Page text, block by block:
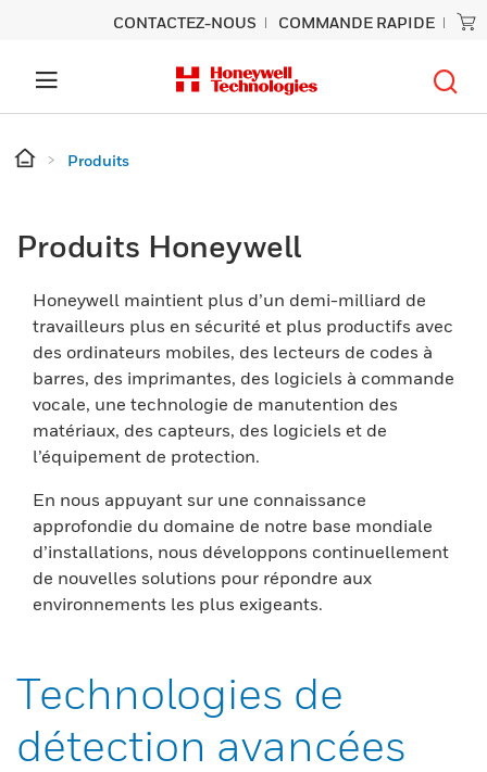
CONTACTEZ-NOUS COMMANDE RAPIDE
Produits
Produits Honeywell
Honeywell maintient plus d’un demi-milliard de
travailleurs plus en sécurité et plus productifs avec
des ordinateurs mobiles, des lecteurs de codes à
barres, des imprimantes, des logiciels à commande
vocale, une technologie de manutention des
matériaux, des capteurs, des logiciels et de
l’équipement de protection.
En nous appuyant sur une connaissance
approfondie du domaine de notre base mondiale
d’installations, nous développons continuellement
de nouvelles solutions pour répondre aux
environnements les plus exigeants.
Technologies de
détection avancées